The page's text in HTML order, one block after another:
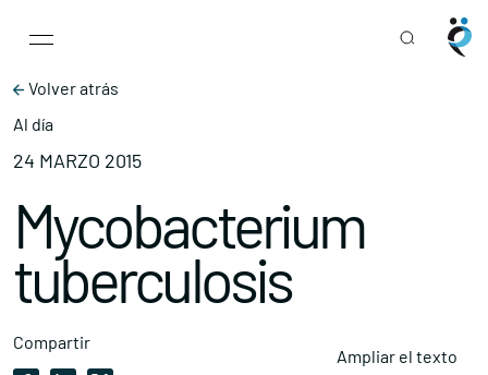
Main Navigation
Volver atrás
Al día
24 MARZO 2015
Mycobacterium
tuberculosis
Compartir
Ampliar el texto